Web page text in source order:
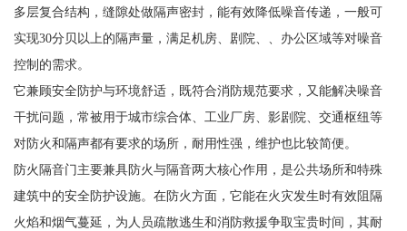
多层复合结构，缝隙处做隔声密封，能有效降低噪音传递，一般可
实现30分贝以上的隔声量，满足机房、剧院、、办公区域等对噪音
控制的需求。
它兼顾安全防护与环境舒适，既符合消防规范要求，又能解决噪音
干扰问题，常被用于城市综合体、工业厂房、影剧院、交通枢纽等
对防火和隔声都有要求的场所，耐用性强，维护也比较简便。
防火隔音门主要兼具防火与隔音两大核心作用，是公共场所和特殊
建筑中的安全防护设施。在防火方面，它能在火灾发生时有效阻隔
火焰和烟气蔓延，为人员疏散逃生和消防救援争取宝贵时间，其耐